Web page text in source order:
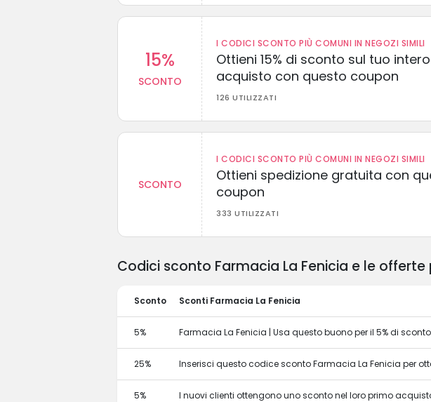
15%
SCONTO
I CODICI SCONTO PIÙ COMUNI IN NEGOZI SIMILI
Ottieni 15% di sconto sul tuo intero
acquisto con questo coupon
126 UTILIZZATI
SCONTO
I CODICI SCONTO PIÙ COMUNI IN NEGOZI SIMILI
Ottieni spedizione gratuita con
coupon
333 UTILIZZATI
Codici sconto Farmacia La Fenicia e le
Sconto Sconti Farmacia La Fenicia
5% Farmacia La Fenicia | Usa questo buono per il 5% di sconto
25% Inserisci questo codice sconto Farmacia La Fenicia per
5% I nuovi clienti ottengono uno sconto nel loro primo